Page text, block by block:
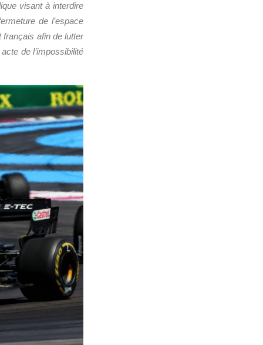
visant à interdire
de l’espace
français afin de lutter
de l’impossibilité